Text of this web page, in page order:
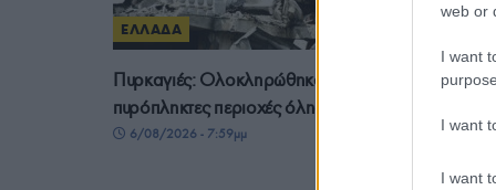
web or
I want
I want
I want
ΕΛΛΑΔΑ
Πυρκαγιές: Ολοκληρώθηκαν 325 αυτοψίες της
πυρόπληκτες περιοχές όλης της χώρας
6/08/2026 - 7:59μμ